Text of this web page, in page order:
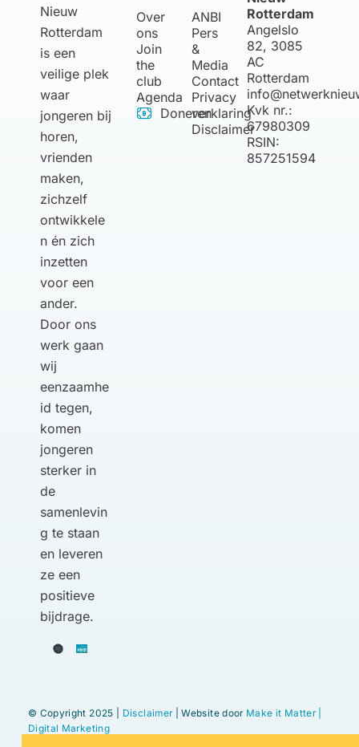
Nieuw
Rotterdam
is een
veilige plek
waar
jongeren bij
horen,
vrienden
maken,
zichzelf
ontwikkele
n én zich
inzetten
voor een
ander.
Door ons
werk gaan
wij
eenzaamhe
id tegen,
komen
jongeren
sterker in
de
samenlevin
g te staan
en leveren
ze een
positieve
bijdrage.
Over
ons
Join
the
club
Agenda
Doneren
ANBI
Pers
&
Media
Contact
Privacy
verklaring
Disclaimer
Rotterdam
Angelslo
82, 3085
AC
Rotterdam
Kvk nr.:
67980309
RSIN:
857251594
© Copyright 2025 | Disclaimer| Website door Make it Matter |
Digital Marketing